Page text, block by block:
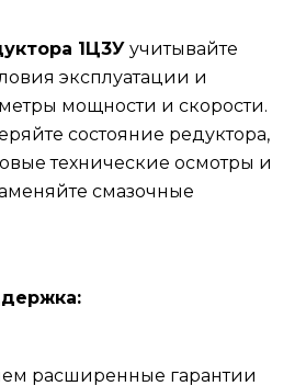
1Ц3У учитывайте
эксплуатации и
мощности и скорости.
состояние редуктора,
технические осмотры и
смазочные
расширенные гарантии